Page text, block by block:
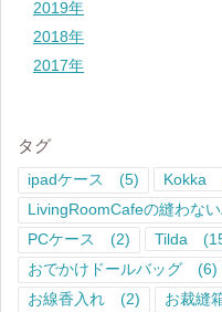
2019年
2018年
2017年
タグ
ipadケース (5) Kokka
LivingRoomCafeの縫わな
PCケース
(2) Tilda
おでかけドールバッグ
(6)
お線香入れ
(2) お裁縫